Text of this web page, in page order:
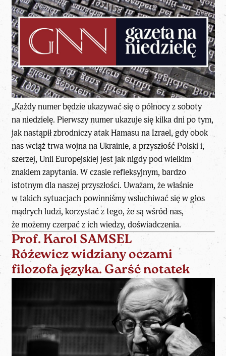
„Każdy numer będzie ukazywać się o północy z soboty
na niedzielę. Pierwszy numer ukazuje się kilka dni po tym,
jak nastąpił zbrodniczy atak Hamasu na Izrael, gdy obok
nas wciąż trwa wojna na Ukrainie, a przyszłość Polski i,
szerzej, Unii Europejskiej jest jak nigdy pod wielkim
znakiem zapytania. W czasie refleksyjnym, bardzo
istotnym dla naszej przyszłości. Uważam, że właśnie
w takich sytuacjach powinniśmy wsłuchiwać się w głos
mądrych ludzi, korzystać z tego, że są wśród nas,
że możemy czerpać z ich wiedzy, doświadczenia.
Prof. Karol SAMSEL
Różewicz widziany oczami
filozofa języka. Garść notatek